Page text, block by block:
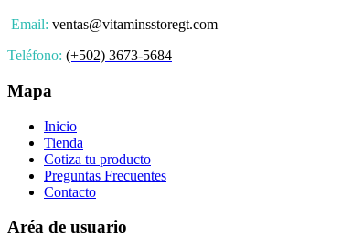
Email: ventas@vitaminsstoregt.com
Teléfono: (+502) 3673-5684
Mapa
Inicio
Tienda
Cotiza tu producto
Preguntas Frecuentes
Contacto
Aréa de usuario